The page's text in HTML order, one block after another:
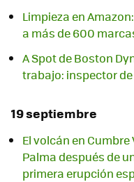
Limpieza en
a más de 600
A Spot de Boston
trabajo: inspector
19 septiembre
El volcán en
Palma después de
primera erupción